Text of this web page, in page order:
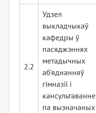
2.2
Удзел
выкладчыкаў
кафедры ў
пасяджэннях
метадычных
аб'яднанняў
гімназіі і
кансультаванне
па вызначаных